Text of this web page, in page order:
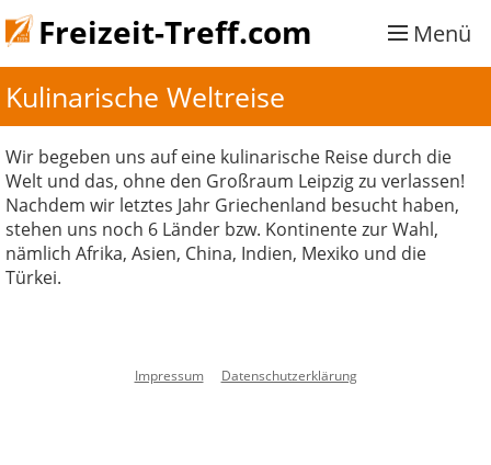
Freizeit-Treff.com Menü
Kulinarische Weltreise
Wir begeben uns auf eine kulinarische Reise durch die
Welt und das, ohne den Großraum Leipzig zu verlassen!
Nachdem wir letztes Jahr Griechenland besucht haben,
stehen uns noch 6 Länder bzw. Kontinente zur Wahl,
nämlich Afrika, Asien, China, Indien, Mexiko und die
Türkei.
Impressum Datenschutzerklärung